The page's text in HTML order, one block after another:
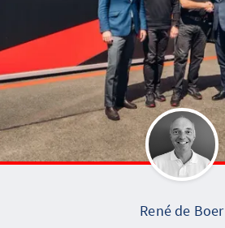
René de Boer